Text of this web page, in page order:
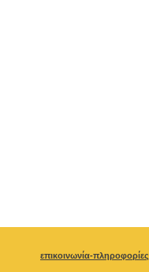
επικοινωνία-πληροφορίες